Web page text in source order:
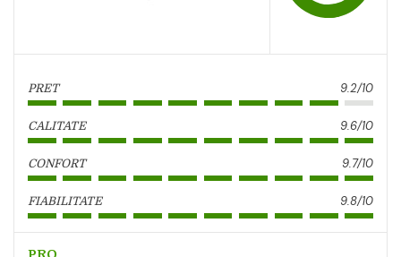
PRET 9.2/10
CALITATE 9.6/10
CONFORT 9.7/10
FIABILITATE 9.8/10